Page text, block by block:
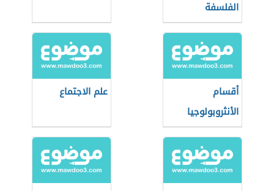
الفلسفة
البراجماتية
أقسام
الأنثروبولوجيا
علم الاجتماع